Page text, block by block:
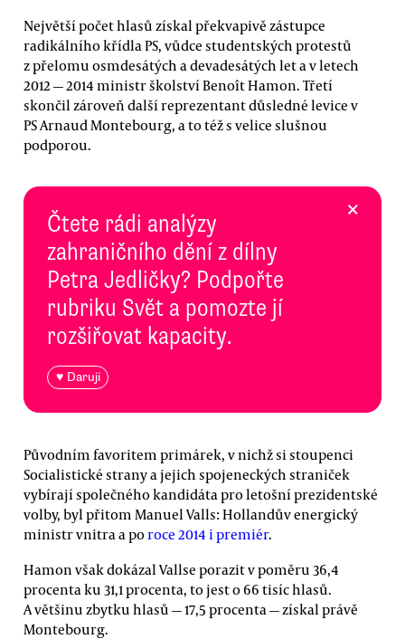
Největší počet hlasů získal překvapivě zástupce
radikálního křídla PS, vůdce studentských protestů
z přelomu osmdesátých a devadesátých let a v letech
2012 — 2014 ministr školství Benoît Hamon. Třetí
skončil zároveň další reprezentant důsledné levice v
PS Arnaud Montebourg, a to též s velice slušnou
podporou.
Čtete rádi analýzy
zahraničního dění z dílny
Petra Jedličky? Podpořte
rubriku Svět a pomozte jí
rozšiřovat kapacity.
♥ Daruji
×
Původním favoritem primárek, v nichž si stoupenci
Socialistické strany a jejich spojeneckých straniček
vybírají společného kandidáta pro letošní prezidentské
volby, byl přitom Manuel Valls: Hollandův energický
ministr vnitra a poroce 2014 i premiér.
Hamon však dokázal Vallse porazit v poměru 36,4
procenta ku 31,1 procenta, to jest o 66 tisíc hlasů.
A většinu zbytku hlasů — 17,5 procenta — získal právě
Montebourg.